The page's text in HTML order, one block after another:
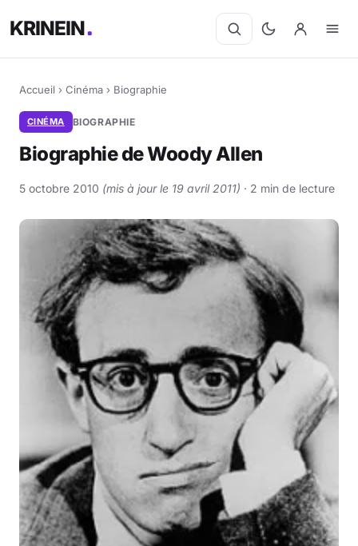
KRINEIN
Accueil › Cinéma › Biographie
CINÉMA BIOGRAPHIE
Biographie de Woody Allen
5 octobre 2010 (mis à jour le 19 avril 2011) · 2 min de lecture